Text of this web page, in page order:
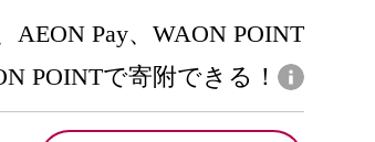
Pay、WAON POINT
POINTで寄附できる！